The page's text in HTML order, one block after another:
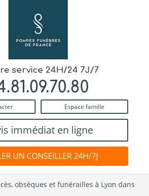
service 24H/24 7J/7
Espace famille
immédiat en ligne
UN CONSEILLER 24H/7J
obsèques et funérailles à Lyon dans